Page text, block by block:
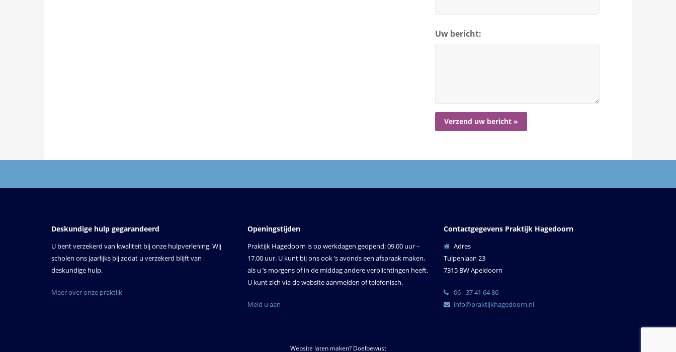
Uw bericht:
Deskundige hulp gegarandeerd
U bent verzekerd van kwaliteit bij onze hulpverlening. Wij
scholen ons jaarlijks bij zodat u verzekerd blijft van
deskundige hulp.
Meer over onze praktijk
Openingstijden
Praktijk Hagedoorn is op werkdagen geopend: 09.00 uur –
17.00 uur. U kunt bij ons ook ’s avonds een afspraak maken,
als u ’s morgens of in de middag andere verplichtingen heeft.
U kunt zich via de website aanmelden of telefonisch.
Meld u aan
Contactgegevens Praktijk Hagedoorn
Adres
Tulpenlaan 23
7315 BW Apeldoorn
06 - 37 41 64 86
info@praktijkhagedoorn.nl
Website laten maken? Doelbewust